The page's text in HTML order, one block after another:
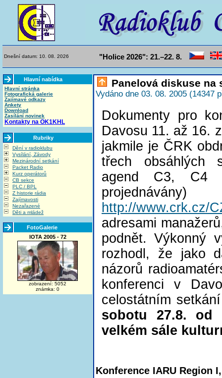
Dnešní datum: 10. 08. 2026 "Holice 2026": 21.–22. 8.
Hlavní nabídka
Hlavní stránka
Fotografická galerie
Zajímavé odkazy
Ankety
Download
Zasílání novinek
Kontakty na OK1KHL
Rubriky
Dění v radioklubu
Vysílání, Závody
Mezinárodní setkání
Packet Radio
Kurz operátorů
CB sekce
PLC / BPL
Z historie rádia
Zajímavosti
Nezařazené
Děti a mládež
FotoGalerie
IOTA 2005 - 72
zobrazení: 5052
známka: 0
Panelová diskuse na
Vydáno dne 03. 08. 2005 (14347
Dokumenty pro
Davosu 11. až 16.
jakmile je ČRK
třech obsáhlých
agend C3,
http://www.crk.cz/
adresami
podnět. Výkonný
rozhodl, že jako
názorů
konferenci v
celostátním
sobotu 27.8. od
velkém sále
Konference IARU Region